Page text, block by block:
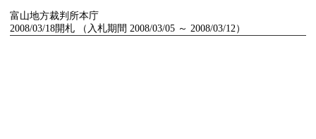
富山地方裁判所本庁
2008/03/18開札 （入札期間 2008/03/05 ～ 2008/03/12）